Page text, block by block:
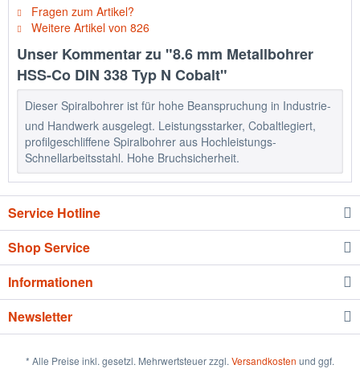
Fragen zum Artikel?
Weitere Artikel von 826
Unser Kommentar zu "8.6 mm Metallbohrer
HSS-Co DIN 338 Typ N Cobalt"
Dieser Spiralbohrer ist für hohe Beanspruchung in Industrie-
und Handwerk ausgelegt. Leistungsstarker, Cobaltlegiert,
profilgeschliffene Spiralbohrer aus Hochleistungs-
Schnellarbeitsstahl. Hohe Bruchsicherheit.
Service Hotline
Shop Service
Informationen
Newsletter
* Alle Preise inkl. gesetzl. Mehrwertsteuer zzgl. Versandkosten und ggf.